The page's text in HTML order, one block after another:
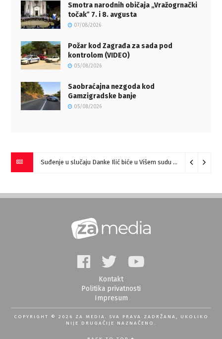
Smotra narodnih običaja „Vražogrnački
točakˮ 7. i 8. avgusta
07/08/2026
Požar kod Zagrađa za sada pod
kontrolom (VIDEO)
05/08/2026
Saobraćajna nezgoda kod
Gamzigradske banje
05/08/2026
Suđenje u slučaju Danke Ilić biće u Višem sudu u Negotinu?
Kontakt
Politika privatnosti
Impresum
COPYRIGHT © 2026 ZA MEDIA. SVA PRAVA ZADRŽANA, UKOLIKO
NIJE DRUGAČIJE NAZNAČENO.